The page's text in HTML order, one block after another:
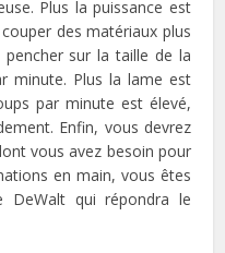
Plus la puissance est
des matériaux plus
pencher sur la taille de la
minute. Plus la lame est
par minute est élevé,
Enfin, vous devrez
vous avez besoin pour
en main, vous êtes
DeWalt qui répondra le